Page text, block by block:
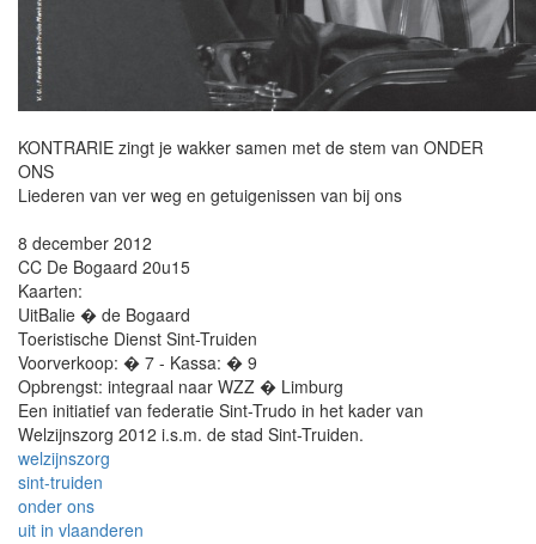
KONTRARIE zingt je wakker samen met de stem van ONDER
ONS
Liederen van ver weg en getuigenissen van bij ons
8 december 2012
CC De Bogaard 20u15
Kaarten:
UitBalie � de Bogaard
Toeristische Dienst Sint-Truiden
Voorverkoop: � 7 - Kassa: � 9
Opbrengst: integraal naar WZZ � Limburg
Een initiatief van federatie Sint-Trudo in het kader van
Welzijnszorg 2012 i.s.m. de stad Sint-Truiden.
welzijnszorg
sint-truiden
onder ons
uit in vlaanderen